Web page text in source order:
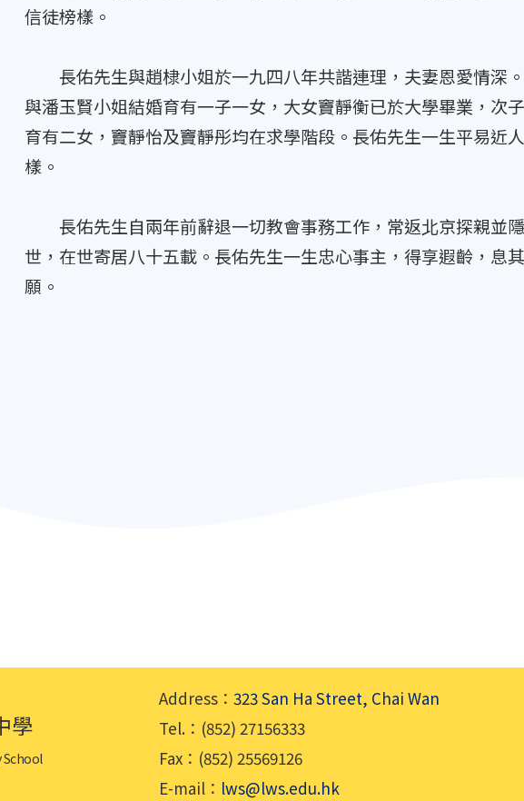
信徒榜樣。
長佑先生與趙棣小姐於一九四八年共諧連理，夫妻恩愛情深
與潘玉賢小姐結婚育有一子一女，大女竇靜衡已於大學畢業，次
育有二女，竇靜怡及竇靜彤均在求學階段。長佑先生一生平易近
樣。
長佑先生自兩年前辭退一切教會事務工作，常返北京探親並
世，在世寄居八十五載。長佑先生一生忠心事主，得享遐齡，息
願。
學
School
Address： 323 San Ha Street, Chai Wan
Tel.：(852) 27156333
Fax：(852) 25569126
E-mail： lws@lws.edu.hk